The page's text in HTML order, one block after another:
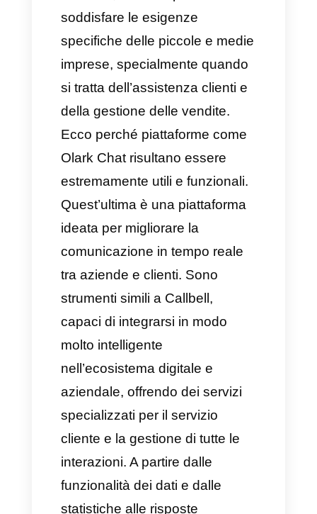
interagire, gli strumenti capaci di
potenziare e aumentare la
produttività delle aziende
diventano sempre più
importanti. Nonostante
WhatsApp sia l’app più
influente, non sempre riesce a
soddisfare le esigenze
specifiche delle piccole e medie
imprese, specialmente quando
si tratta dell’assistenza clienti e
della gestione delle vendite.
Ecco perché piattaforme come
Olark Chat risultano essere
estremamente utili e funzionali.
Quest’ultima è una piattaforma
ideata per migliorare la
comunicazione in tempo reale